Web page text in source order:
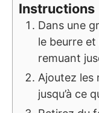
Instructions
Dans une
le beurre
remuant
Ajoutez les
jusqu’à ce